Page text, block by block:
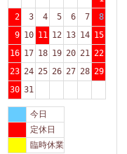
2
3 4 5 6 7
8
9 10 11 12 13 14 15
16 17 18 19 20 21 22
23 24 25 26 27 28 29
30 31
今日
定休日
臨時休業